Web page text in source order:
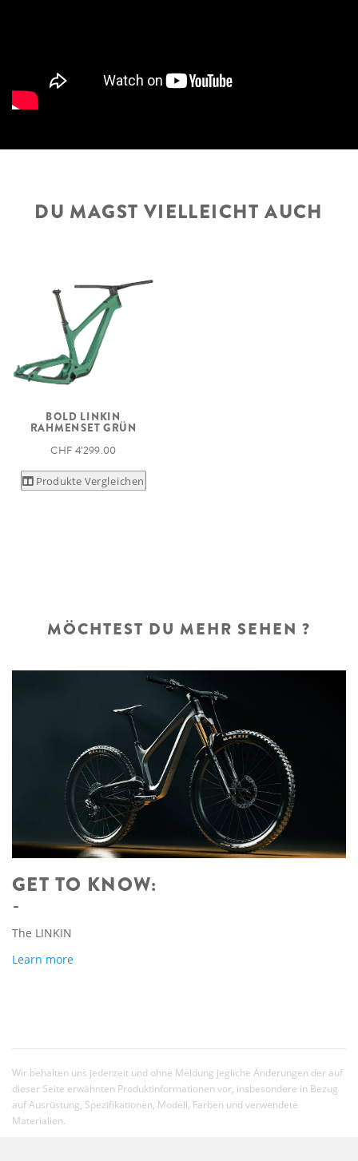
DU MAGST VIELLEICHT AUCH
BOLD LINKIN
RAHMENSET GRÜN
CHF 4’299.00
Produkte Vergleichen
MÖCHTEST DU MEHR SEHEN ?
GET TO KNOW:
The LINKIN
Learn more
Wir behalten uns jederzeit und ohne Meldung jegliche Änderungen der auf
dieser Seite erwähnten Produktinformationen vor, insbesondere in Bezug
auf Ausrüstung, Spezifikationen, Modell, Farben und verwendete
Materialien.